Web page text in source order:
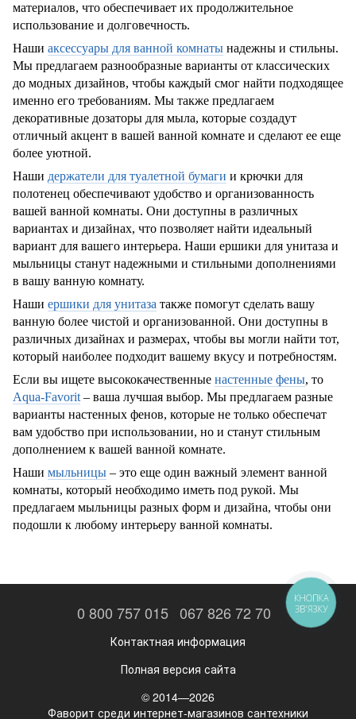
материалов, что обеспечивает их продолжительное
использование и долговечность.
Наши аксессуары для ванной комнаты надежны и стильны.
Мы предлагаем разнообразные варианты от классических
до модных дизайнов, чтобы каждый смог найти подходящее
именно его требованиям. Мы также предлагаем
декоративные дозаторы для мыла, которые создадут
отличный акцент в вашей ванной комнате и сделают ее еще
более уютной.
Наши держатели для туалетной бумаги и крючки для
полотенец обеспечивают удобство и организованность
вашей ванной комнаты. Они доступны в различных
вариантах и ​​дизайнах, что позволяет найти идеальный
вариант для вашего интерьера. Наши ершики для унитаза и
мыльницы станут надежными и стильными дополнениями
в вашу ванную комнату.
Наши ершики для унитаза также помогут сделать вашу
ванную более чистой и организованной. Они доступны в
различных дизайнах и размерах, чтобы вы могли найти тот,
который наиболее подходит вашему вкусу и потребностям.
Если вы ищете высококачественные настенные фены, то
Aqua-Favorit – ваша лучшая выбор. Мы предлагаем разные
варианты настенных фенов, которые не только обеспечат
вам удобство при использовании, но и станут стильным
дополнением к вашей ванной комнате.
Наши мыльницы – это еще один важный элемент ванной
комнаты, который необходимо иметь под рукой. Мы
предлагаем мыльницы разных форм и дизайна, чтобы они
подошли к любому интерьеру ванной комнаты.
0 800 757 015 067 826 72 70
Контактная информация
Полная версия сайта
© 2014—2026
Фаворит среди интернет-магазинов сантехники
КНОПКА
ЗВ'ЯЗКУ